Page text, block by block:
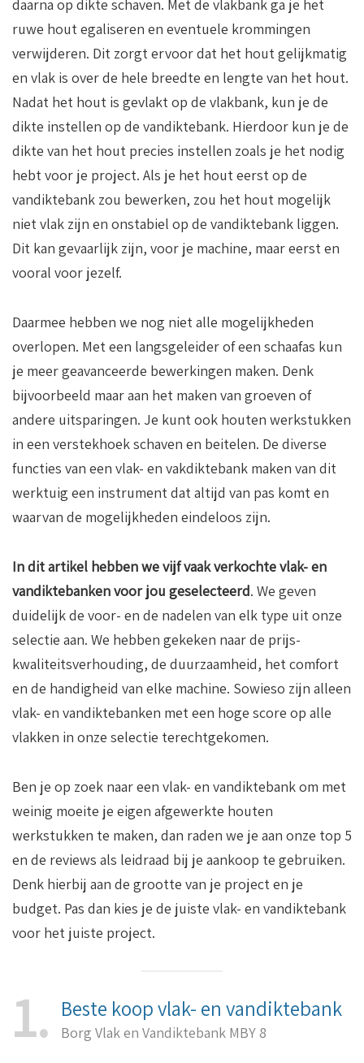
daarna op dikte schaven. Met de vlakbank ga je het
ruwe hout egaliseren en eventuele krommingen
verwijderen. Dit zorgt ervoor dat het hout gelijkmatig
en vlak is over de hele breedte en lengte van het hout.
Nadat het hout is gevlakt op de vlakbank, kun je de
dikte instellen op de vandiktebank. Hierdoor kun je de
dikte van het hout precies instellen zoals je het nodig
hebt voor je project. Als je het hout eerst op de
vandiktebank zou bewerken, zou het hout mogelijk
niet vlak zijn en onstabiel op de vandiktebank liggen.
Dit kan gevaarlijk zijn, voor je machine, maar eerst en
vooral voor jezelf.
Daarmee hebben we nog niet alle mogelijkheden
overlopen. Met een langsgeleider of een schaafas kun
je meer geavanceerde bewerkingen maken. Denk
bijvoorbeeld maar aan het maken van groeven of
andere uitsparingen. Je kunt ook houten werkstukken
in een verstekhoek schaven en beitelen. De diverse
functies van een vlak- en vakdiktebank maken van dit
werktuig een instrument dat altijd van pas komt en
waarvan de mogelijkheden eindeloos zijn.
In dit artikel hebben we vijf vaak verkochte vlak- en
vandiktebanken voor jou geselecteerd. We geven
duidelijk de voor- en de nadelen van elk type uit onze
selectie aan. We hebben gekeken naar de prijs-
kwaliteitsverhouding, de duurzaamheid, het comfort
en de handigheid van elke machine. Sowieso zijn alleen
vlak- en vandiktebanken met een hoge score op alle
vlakken in onze selectie terechtgekomen.
Ben je op zoek naar een vlak- en vandiktebank om met
weinig moeite je eigen afgewerkte houten
werkstukken te maken, dan raden we je aan onze top 5
en de reviews als leidraad bij je aankoop te gebruiken.
Denk hierbij aan de grootte van je project en je
budget. Pas dan kies je de juiste vlak- en vandiktebank
voor het juiste project.
1 Beste koop vlak- en vandiktebank
Borg Vlak en Vandiktebank MBY 8